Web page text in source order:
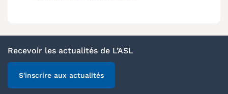
Recevoir les actualités de L’ASL
S'inscrire aux actualités